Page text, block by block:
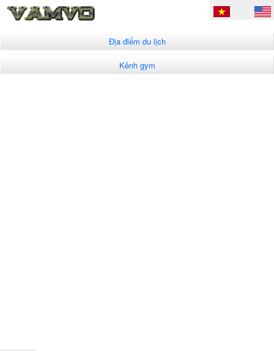
Địa điểm du lịch
Kênh gym